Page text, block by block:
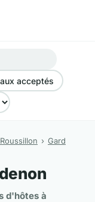
acceptés
Gard
d'hôtes à